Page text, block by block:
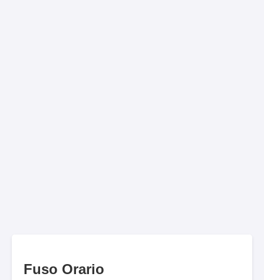
Fuso Orario